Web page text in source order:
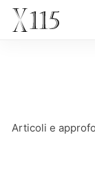
Articoli e